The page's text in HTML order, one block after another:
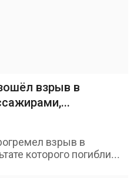
взрыв в
взрыв в
которого погибли...